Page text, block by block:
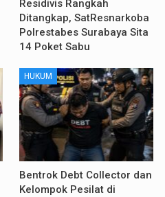
Residivis Rangkah
Ditangkap, SatResnarkoba
Polrestabes Surabaya Sita
14 Poket Sabu
HUKUM
Bentrok Debt Collector dan
Kelompok Pesilat di